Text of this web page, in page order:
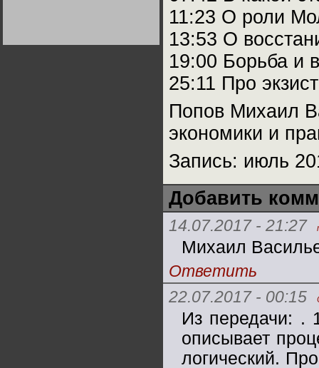
11:23 О роли
13:53 О
19:00 Борьба и
25:11 Про
Попов Михаил
экономики и
Запись: июль
Добавить
14.07.2017 - 21:27
Михаил
Ответить
22.07.2017 - 00:15
Из передачи: .
описывает
логический.